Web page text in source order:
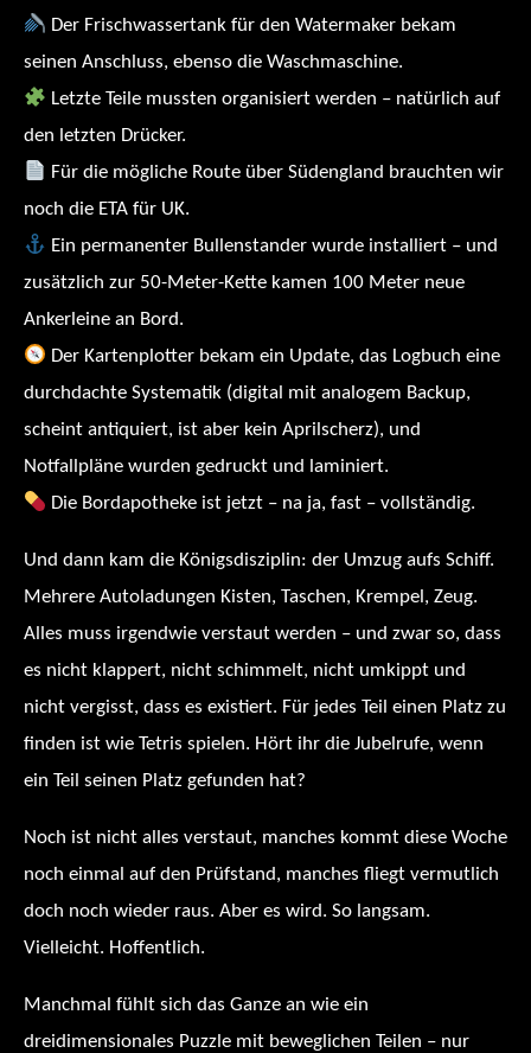
Der Frischwassertank für den Watermaker bekam
seinen Anschluss, ebenso die Waschmaschine.
Letzte Teile mussten organisiert werden – natürlich auf
den letzten Drücker.
Für die mögliche Route über Südengland brauchten wir
noch die ETA für UK.
Ein permanenter Bullenstander wurde installiert – und
zusätzlich zur 50-Meter-Kette kamen 100 Meter neue
Ankerleine an Bord.
Der Kartenplotter bekam ein Update, das Logbuch eine
durchdachte Systematik (digital mit analogem Backup,
scheint antiquiert, ist aber kein Aprilscherz), und
Notfallpläne wurden gedruckt und laminiert.
Die Bordapotheke ist jetzt – na ja, fast – vollständig.
Und dann kam die Königsdisziplin: der Umzug aufs Schiff.
Mehrere Autoladungen Kisten, Taschen, Krempel, Zeug.
Alles muss irgendwie verstaut werden – und zwar so, dass
es nicht klappert, nicht schimmelt, nicht umkippt und
nicht vergisst, dass es existiert. Für jedes Teil einen Platz zu
finden ist wie Tetris spielen. Hört ihr die Jubelrufe, wenn
ein Teil seinen Platz gefunden hat?
Noch ist nicht alles verstaut, manches kommt diese Woche
noch einmal auf den Prüfstand, manches fliegt vermutlich
doch noch wieder raus. Aber es wird. So langsam.
Vielleicht. Hoffentlich.
Manchmal fühlt sich das Ganze an wie ein
dreidimensionales Puzzle mit beweglichen Teilen – nur